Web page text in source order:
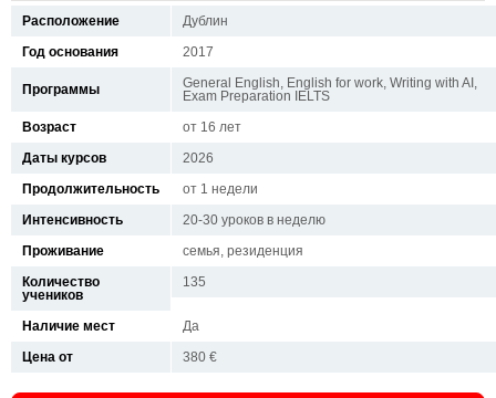
Расположение
Дублин
Год основания
2017
Программы
General English, English for work, Writing with AI,
Exam Preparation IELTS
Возраст
от 16 лет
Даты курсов
2026
Продолжительность
от 1 недели
Интенсивность
20-30 уроков в неделю
Проживание
семья, резиденция
Количество
учеников
135
Наличие мест
Да
Цена от
380 €